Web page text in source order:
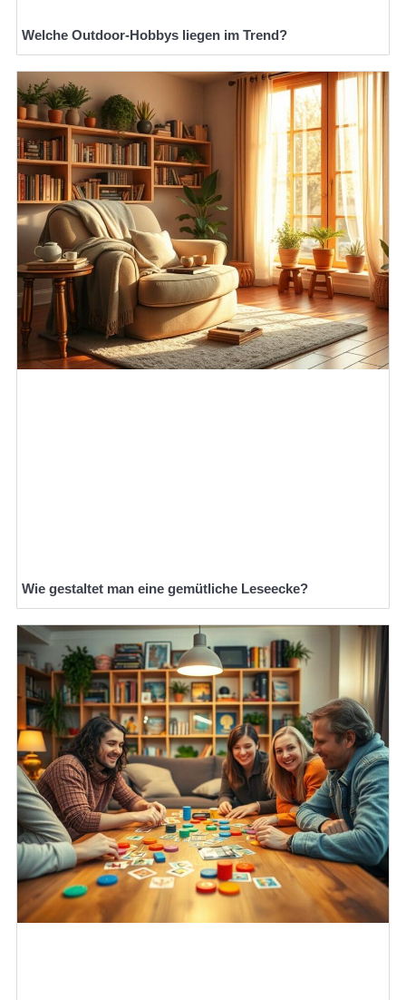
Welche Outdoor-Hobbys liegen im Trend?
Wie gestaltet man eine gemütliche Leseecke?